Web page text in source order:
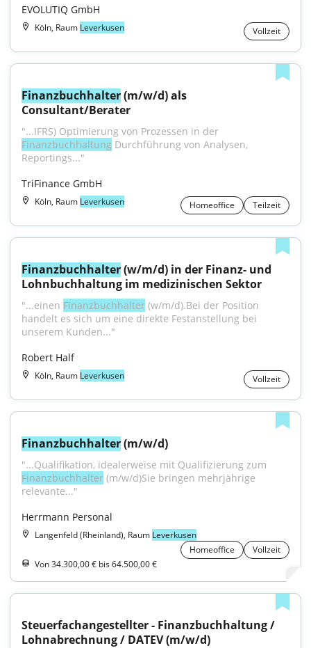
EVOLUTIQ GmbH
Köln, Raum Leverkusen Vollzeit
Finanzbuchhalter (m/w/d) als
Consultant/Berater
Finanzbuchhaltung Durchführung von Analysen,
Reportings..."
TriFinance GmbH
Köln, Raum Leverkusen Homeoffice Teilzeit
Finanzbuchhalter (w/m/d) in der Finanz- und
Lohnbuchhaltung im medizinischen Sektor
"...einen Finanzbuchhalter (w/m/d).Bei der Position
handelt es sich um eine direkte Festanstellung bei
unserem Kunden..."
Robert Half
Köln, Raum Leverkusen Vollzeit
Finanzbuchhalter (m/w/d)
Finanzbuchhalter (m/w/d)Sie bringen mehrjährige
relevante..."
Herrmann Personal
Langenfeld (Rheinland), Raum Leverkusen
Homeoffice
Vollzeit
Von 34.300,00 € bis 64.500,00 €
Steuerfachangestellter - Finanzbuchhaltung /
Lohnabrechnung / DATEV (m/w/d)